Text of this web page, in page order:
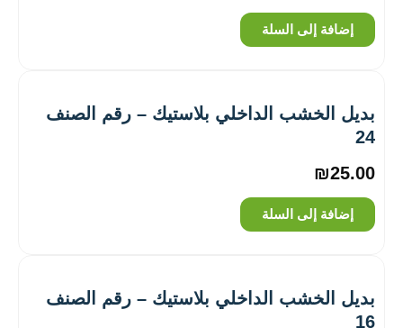
إضافة إلى السلة
بديل الخشب الداخلي بلاستيك – رقم الصنف
24
₪25.00
إضافة إلى السلة
بديل الخشب الداخلي بلاستيك – رقم الصنف
16